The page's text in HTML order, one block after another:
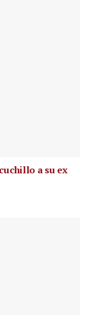
a su ex